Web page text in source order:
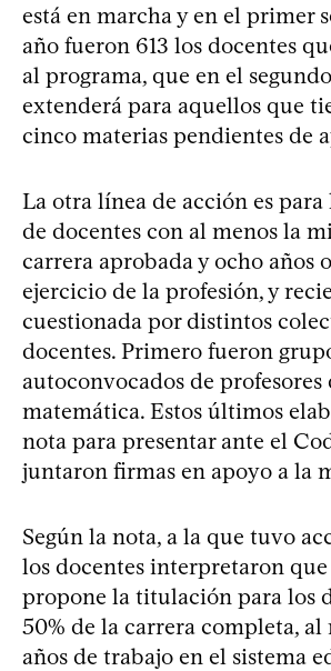
está en marcha y en el primer
año fueron 613 los docentes
al programa, que en el
extenderá para aquellos que
cinco materias pendientes de
La otra línea de acción es
de docentes con al menos la
carrera aprobada y ocho años
ejercicio de la profesión, y
cuestionada por distintos
docentes. Primero fueron
autoconvocados de profesores
matemática. Estos últimos
nota para presentar ante el
juntaron firmas en apoyo a la
Según la nota, a la que tuvo
los docentes interpretaron
propone la titulación para los
50% de la carrera completa, al
años de trabajo en el sistema